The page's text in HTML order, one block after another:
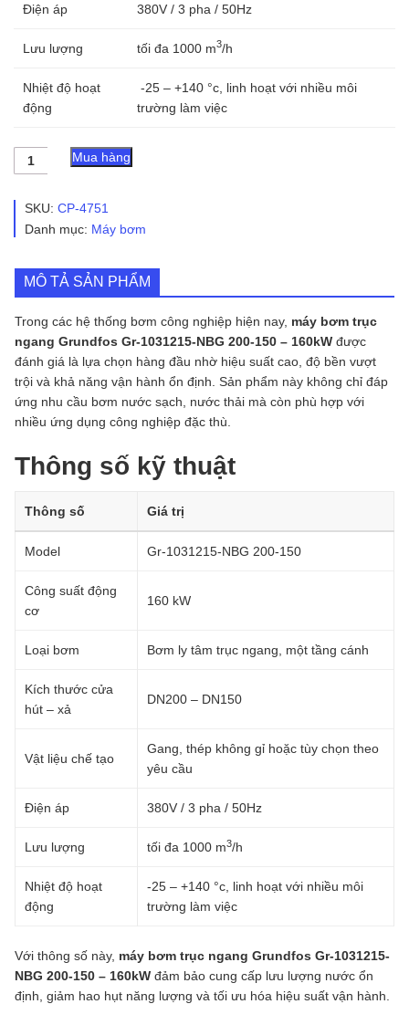
Điện áp 380V / 3 pha / 50Hz
Lưu lượng tối đa 1000 m3/h
Nhiệt độ hoạt
động
-25 – +140 °c, linh hoạt với nhiều môi
trường làm việc
Máy
bơm
ngang
Gr-
NBG
200-
150
-
số
lượng
Mua hàng
SKU: CP-4751
Danh mục: Máy bơm
MÔ TẢ SẢN PHẨM
Trong các hệ thống bơm công nghiệp hiện nay, máy bơm trục
ngang Grundfos Gr-1031215-NBG 200-150 – 160kW được
đánh giá là lựa chọn hàng đầu nhờ hiệu suất cao, độ bền vượt
trội và khả năng vận hành ổn định. Sản phẩm này không chỉ đáp
ứng nhu cầu bơm nước sạch, nước thải mà còn phù hợp với
nhiều ứng dụng công nghiệp đặc thù.
Thông số kỹ thuật
Thông số Giá trị
Model Gr-1031215-NBG 200-150
Công suất động
cơ
160 kW
Loại bơm Bơm ly tâm trục ngang, một tầng cánh
Kích thước cửa
hút – xả
DN200 – DN150
Vật liệu chế tạo
Gang, thép không gỉ hoặc tùy chọn theo
yêu cầu
Điện áp 380V / 3 pha / 50Hz
Lưu lượng tối đa 1000 m3/h
Nhiệt độ hoạt
động
-25 – +140 °c, linh hoạt với nhiều môi
trường làm việc
Với thông số này, máy bơm trục ngang Grundfos Gr-1031215-
NBG 200-150 – 160kW đảm bảo cung cấp lưu lượng nước ổn
định, giảm hao hụt năng lượng và tối ưu hóa hiệu suất vận hành.